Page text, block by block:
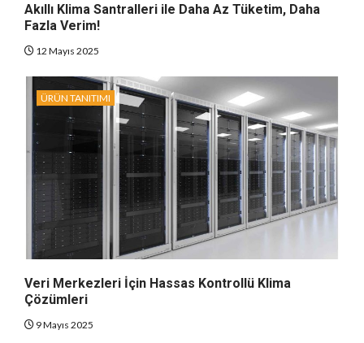
Akıllı Klima Santralleri ile Daha Az Tüketim, Daha
Fazla Verim!
12 Mayıs 2025
ÜRÜN TANITIMI
Veri Merkezleri İçin Hassas Kontrollü Klima
Çözümleri
9 Mayıs 2025